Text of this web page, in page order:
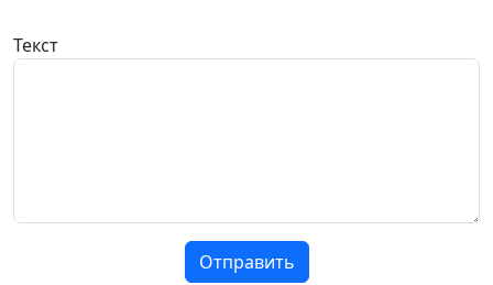
Текст
Отправить